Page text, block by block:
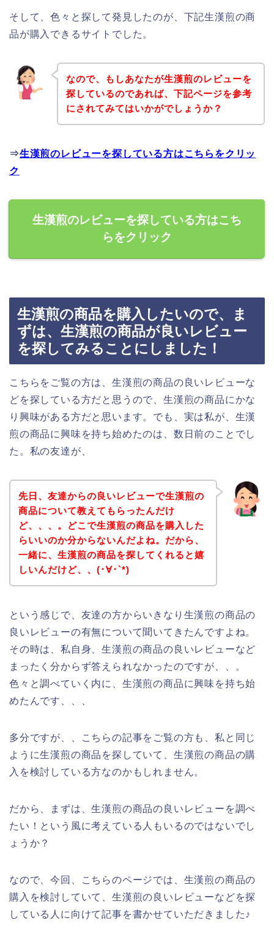
そして、色々と探して発見したのが、下記生漢煎の商
品が購入できるサイトでした。
なので、もしあなたが生漢煎のレビューを
探しているのであれば、下記ページを参考
にされてみてはいかがでしょうか？
⇒生漢煎のレビューを探している方はこちらをクリッ
ク
生漢煎のレビューを探している方はこち
らをクリック
生漢煎の商品を購入したいので、ま
ずは、生漢煎の商品が良いレビュー
を探してみることにしました！
こちらをご覧の方は、生漢煎の商品の良いレビューな
どを探している方だと思うので、生漢煎の商品にかな
り興味がある方だと思います。でも、実は私が、生漢
煎の商品に興味を持ち始めたのは、数日前のことでし
た。私の友達が、
先日、友達からの良いレビューで生漢煎の
商品について教えてもらったんだけ
ど、、、。どこで生漢煎の商品を購入した
らいいのか分からないんだよね。だから、
一緒に、生漢煎の商品を探してくれると嬉
しいんだけど、、(･∀･`*)
という感じで、友達の方からいきなり生漢煎の商品の
良いレビューの有無について聞いてきたんですよね。
その時は、私自身、生漢煎の商品の良いレビューなど
まったく分からず答えられなかったのですが、、。
色々と調べていく内に、生漢煎の商品に興味を持ち始
めたんです、、、
多分ですが、、こちらの記事をご覧の方も、私と同じ
ように生漢煎の商品を探していて、生漢煎の商品の購
入を検討している方なのかもしれません。
だから、まずは、生漢煎の商品の良いレビューを調べ
たい！という風に考えている人もいるのではないでし
ょうか？
なので、今回、こちらのページでは、生漢煎の商品の
購入を検討していて、生漢煎の良いレビューなどを探
している人に向けて記事を書かせていただきました♪